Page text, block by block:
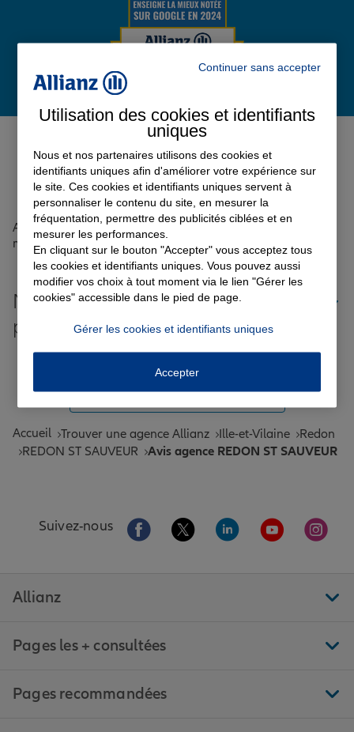
Assurance scolaire
Protection juridique
Retraite
Tous nos devis d'assurance
Avis de l'agence Agence REDON
ST SAUVEUR0
Avis sur une période de 6 mois
Aucun avis sur votre agence n'a été retrouvé pour le
moment
Nos offres d'assurance dans les
plus grandes villes de France
Toutes les agences Allianz de France
Accueil Trouver une agence Allianz Ille-et-Vilaine
Redon
REDON ST SAUVEUR
Avis agence REDON ST SAUVEUR
Suivez-nous Aller sur la page Facebook de Allianz
Aller sur la page Twitter de
Aller sur la page
Aller sur la
Aller
Allianz
Pages les + consultées
Pages recommandées
Continuer sans accepter
Utilisation des cookies et identifiants
uniques
Nous et nos partenaires utilisons des cookies et
identifiants uniques afin d'améliorer votre expérience sur
le site. Ces cookies et identifiants uniques servent à
personnaliser le contenu du site, en mesurer la
fréquentation, permettre des publicités ciblées et en
mesurer les performances.
En cliquant sur le bouton "Accepter" vous acceptez tous
les cookies et identifiants uniques. Vous pouvez aussi
modifier vos choix à tout moment via le lien "Gérer les
cookies" accessible dans le pied de page.
Gérer les cookies et identifiants uniques
Accepter